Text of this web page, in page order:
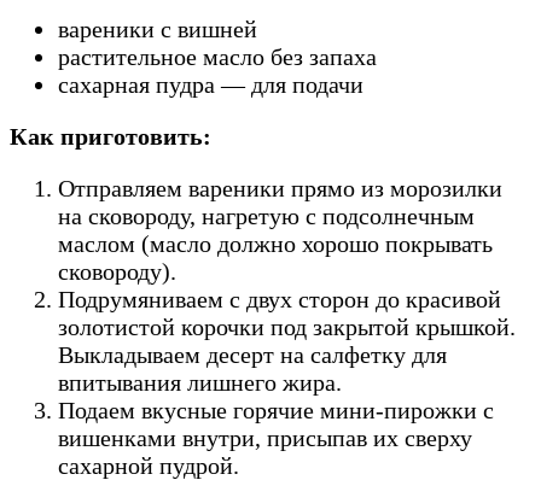
вареники с вишней
растительное масло без запаха
сахарная пудра — для подачи
Как приготовить:
Отправляем вареники прямо из морозилки
на сковороду, нагретую с подсолнечным
маслом (масло должно хорошо покрывать
сковороду).
Подрумяниваем с двух сторон до красивой
золотистой корочки под закрытой крышкой.
Выкладываем десерт на салфетку для
впитывания лишнего жира.
Подаем вкусные горячие мини-пирожки с
вишенками внутри, присыпав их сверху
сахарной пудрой.